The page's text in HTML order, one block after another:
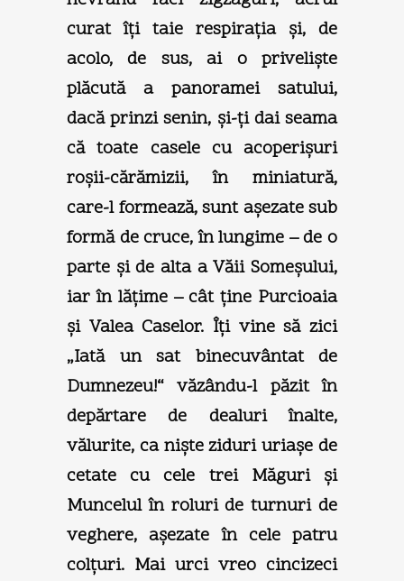
curat îţi taie respiraţia şi, de
acolo, de sus, ai o privelişte
plăcută a panoramei satului,
dacă prinzi senin, şi-ţi dai seama
că toate casele cu acoperişuri
roşii-cărămizii, în miniatură,
care-l formează, sunt aşezate sub
formă de cruce, în lungime – de o
parte şi de alta a Văii Someşului,
iar în lăţime – cât ţine Purcioaia
şi Valea Caselor. Îţi vine să zici
„Iată un sat binecuvântat de
Dumnezeu!“ văzându-l păzit în
depărtare de dealuri înalte,
vălurite, ca nişte ziduri uriaşe de
cetate cu cele trei Măguri şi
Muncelul în roluri de turnuri de
veghere, aşezate în cele patru
colţuri. Mai urci vreo cincizeci